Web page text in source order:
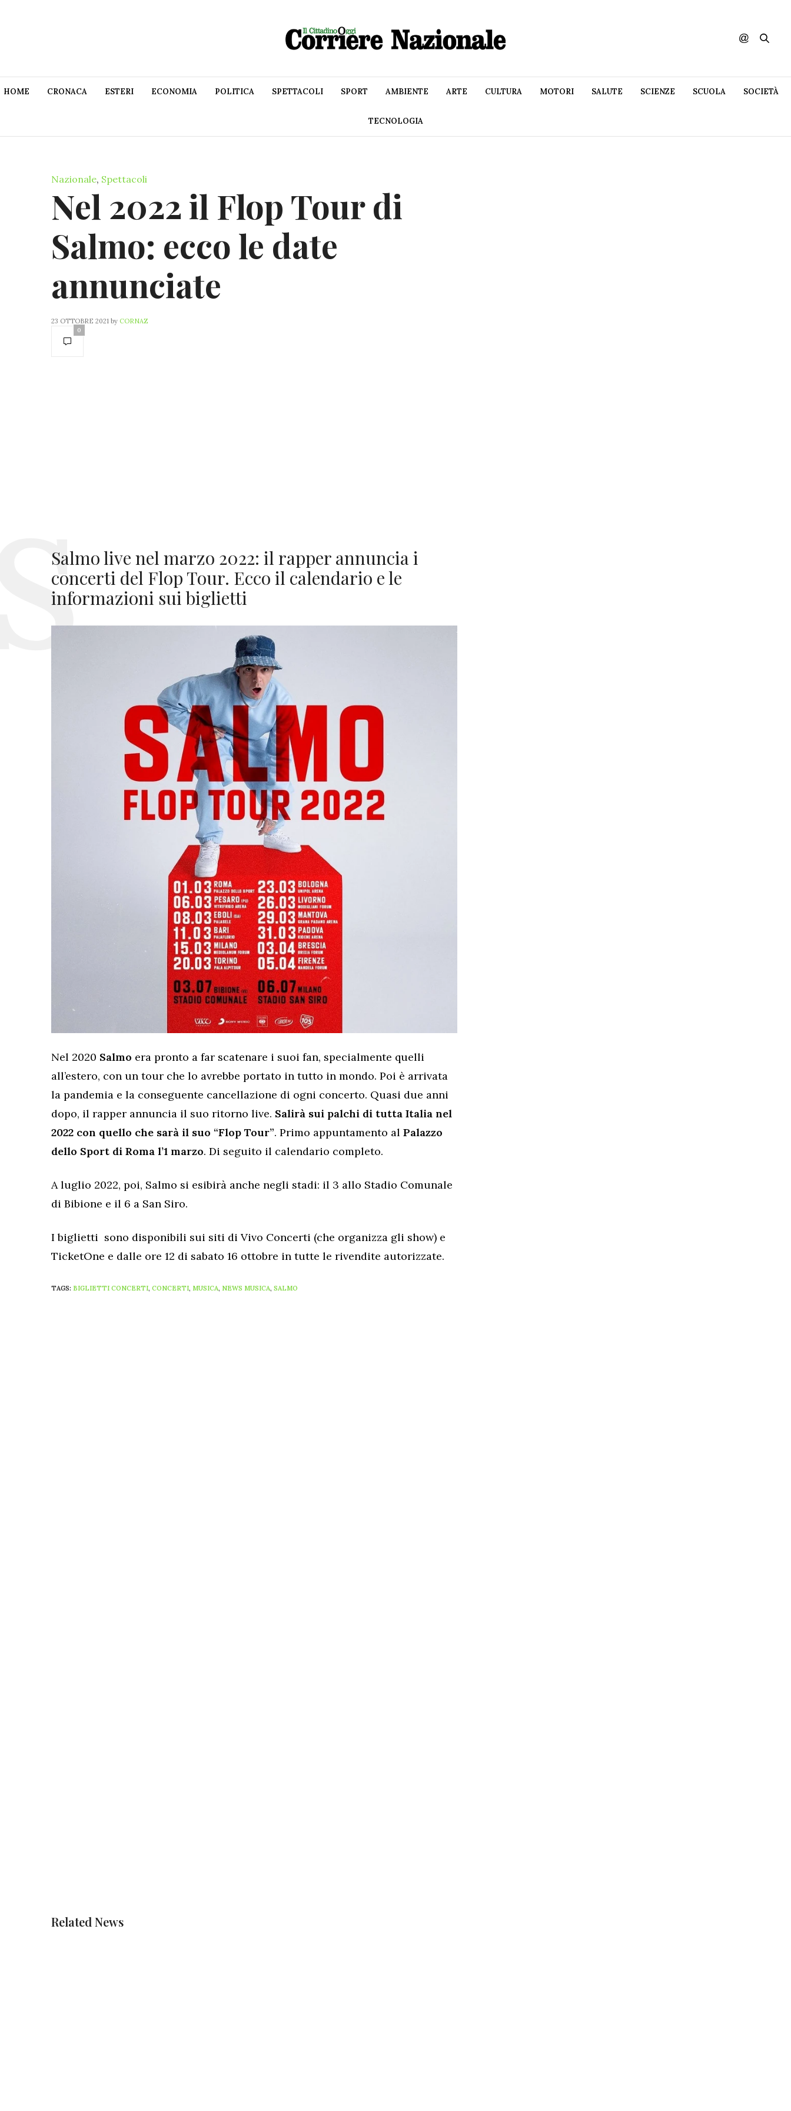
HOME CRONACA ESTERI ECONOMIA POLITICA SPETTACOLI SPORT AMBIENTE ARTE CULTURA MOTORI SALUTE SCIENZE SCUOLA SOCIETÀ
TECNOLOGIA
Nazionale, Spettacoli
Nel 2022 il Flop Tour di
Salmo: ecco le date
annunciate
23 OTTOBRE 2021 by CORNAZ
0
Salmo live nel marzo 2022: il rapper annuncia i
concerti del Flop Tour. Ecco il calendario e le
informazioni sui biglietti
Nel 2020 Salmo era pronto a far scatenare i suoi fan, specialmente quelli
all’estero, con un tour che lo avrebbe portato in tutto in mondo. Poi è arrivata
la pandemia e la conseguente cancellazione di ogni concerto. Quasi due anni
dopo, il rapper annuncia il suo ritorno live. Salirà sui palchi di tutta Italia nel
2022 con quello che sarà il suo “Flop Tour”. Primo appuntamento al Palazzo
dello Sport di Roma l’1 marzo. Di seguito il calendario completo.
A luglio 2022, poi, Salmo si esibirà anche negli stadi: il 3 allo Stadio Comunale
di Bibione e il 6 a San Siro.
I biglietti sono disponibili sui siti di Vivo Concerti (che organizza gli show) e
TicketOne e dalle ore 12 di sabato 16 ottobre in tutte le rivendite autorizzate.
TAGS: BIGLIETTI CONCERTI, CONCERTI, MUSICA, NEWS MUSICA, SALMO
Related News